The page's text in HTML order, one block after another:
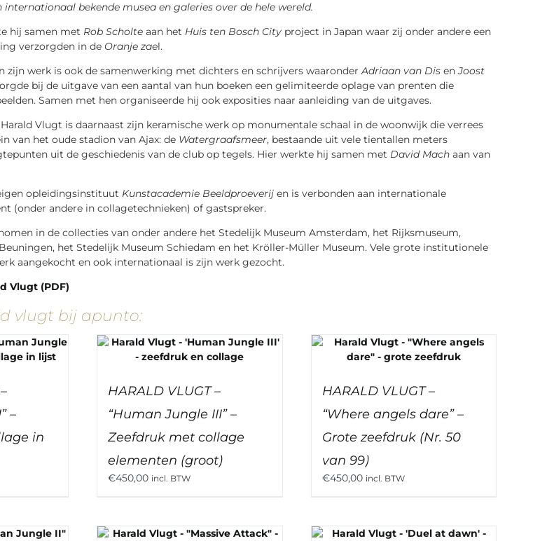
internationaal bekende musea en galeries over de hele wereld.
hij samen met Rob Scholte aan het Huis ten Bosch City project in Japan waar zij onder andere een
verzorgden in de Oranje zael.
zijn werk is ook de samenwerking met dichters en schrijvers waaronderAdriaan van Dis enJoost
bij de uitgave van een aantal van hun boeken een gelimiteerde oplage van prenten die
Samen met hen organiseerde hij ook exposities naar aanleiding van de uitgaves.
Vlugt is daarnaast zijn keramische werk op monumentale schaal in de woonwijk die verrees
van het oude stadion van Ajax: de Watergraafsmeer, bestaande uit vele tientallen meters
uit de geschiedenis van de club op tegels. Hier werkte hij samen met David Mach aan van
opleidingsinstituut Kunstacademie Beeldproeverij en is verbonden aan internationale
(onder andere in collagetechnieken) of gastspreker.
in de collecties van onder andere het Stedelijk Museum Amsterdam, het Rijksmuseum,
het Stedelijk Museum Schiedam en het Kröller-Müller Museum. Vele grote institutionele
aangekocht en ook internationaal is zijn werk gezocht.
Vlugt (PDF)
vlugt bij apunto:
–
in
HARALD VLUGT –
“Human Jungle III” –
Zeefdruk met collage
elementen (groot)
€450,00 incl. BTW
HARALD VLUGT –
“Where angels dare” –
Grote zeefdruk (Nr. 50
van 99)
€450,00 incl. BTW